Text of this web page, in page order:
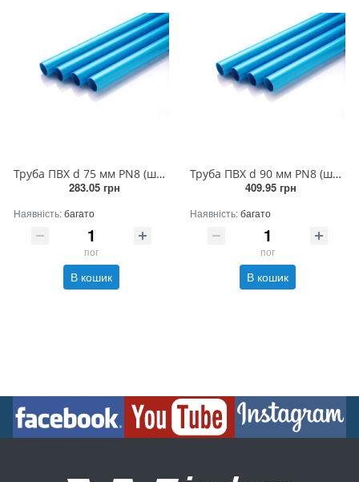
Труба ПВХ d 75 мм PN8 (штанга 5 п.м.)
283.05 грн
Наявність:багато
пог
В кошик
Труба ПВХ d 90 мм PN8 (штанга 5 п.м.)
409.95 грн
Наявність:багато
пог
В кошик